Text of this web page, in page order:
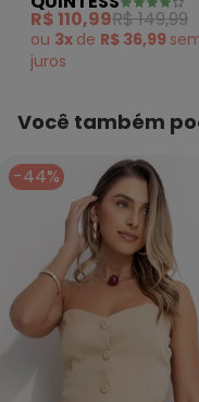
Viscose Plana
R$ 110,99R$ 149,99
ou 3x de R$ 36,99
juros
Você também
-44%